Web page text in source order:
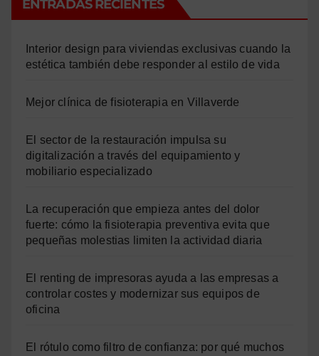
ENTRADAS RECIENTES
Interior design para viviendas exclusivas cuando la
estética también debe responder al estilo de vida
Mejor clínica de fisioterapia en Villaverde
El sector de la restauración impulsa su
digitalización a través del equipamiento y
mobiliario especializado
La recuperación que empieza antes del dolor
fuerte: cómo la fisioterapia preventiva evita que
pequeñas molestias limiten la actividad diaria
El renting de impresoras ayuda a las empresas a
controlar costes y modernizar sus equipos de
oficina
El rótulo como filtro de confianza: por qué muchos